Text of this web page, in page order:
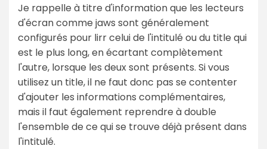
Je rappelle à titre d'information que les lecteurs
d'écran comme jaws sont généralement
configurés pour lirr celui de l'intitulé ou du title qui
est le plus long, en écartant complètement
l'autre, lorsque les deux sont présents. Si vous
utilisez un title, il ne faut donc pas se contenter
d'ajouter les informations complémentaires,
mais il faut également reprendre à double
l'ensemble de ce qui se trouve déjà présent dans
l'intitulé.